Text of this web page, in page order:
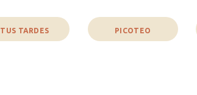
TUS TARDES PICOTEO